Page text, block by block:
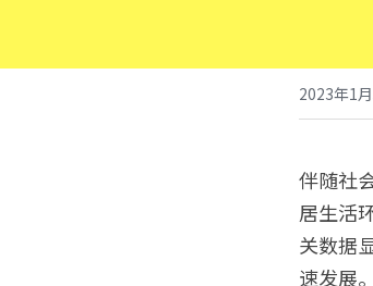
2023年1
伴随社
居生活
关数据
速发展。